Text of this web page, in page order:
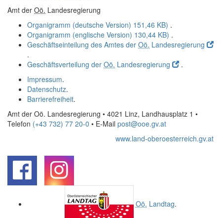
Amt der Oö. Landesregierung
Organigramm (deutsche Version) 151,46 KB) .
Organigramm (englische Version) 130,44 KB) .
Geschäftseinteilung des Amtes der Oö. Landesregierung
.
Geschäftsverteilung der Oö. Landesregierung
.
Impressum.
Datenschutz.
Barrierefreiheit.
Amt der Oö. Landesregierung • 4021 Linz, Landhausplatz 1 •
Telefon (+43 732) 77 20-0 • E-Mail post@ooe.gv.at
www.land-oberoesterreich.gv.at
Oö. Landtag.